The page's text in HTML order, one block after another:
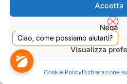
Accetta
Nega
Visualizza
Cookie PolicyDichiarazione
DADO S.R.L. Unipersonale - Viale Enrico
Tel. 02.40703420 - P.Iva/C.F. 02681390809 -
Ciao, come possiamo aiutarti?